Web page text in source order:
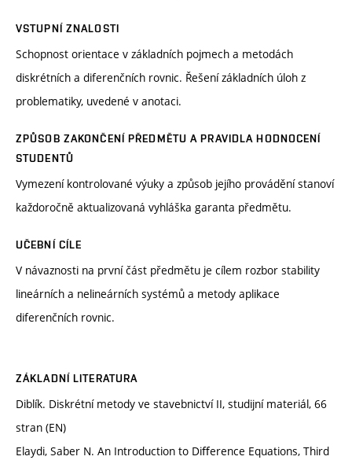
VSTUPNÍ ZNALOSTI
Schopnost orientace v základních pojmech a metodách
diskrétních a diferenčních rovnic. Řešení základních úloh z
problematiky, uvedené v anotaci.
ZPŮSOB ZAKONČENÍ PŘEDMĚTU A PRAVIDLA HODNOCENÍ
STUDENTŮ
Vymezení kontrolované výuky a způsob jejího provádění stanoví
každoročně aktualizovaná vyhláška garanta předmětu.
UČEBNÍ CÍLE
V návaznosti na první část předmětu je cílem rozbor stability
lineárních a nelineárních systémů a metody aplikace
diferenčních rovnic.
ZÁKLADNÍ LITERATURA
Diblík. Diskrétní metody ve stavebnictví II, studijní materiál, 66
stran (EN)
Elaydi, Saber N. An Introduction to Diﬀerence Equations, Third